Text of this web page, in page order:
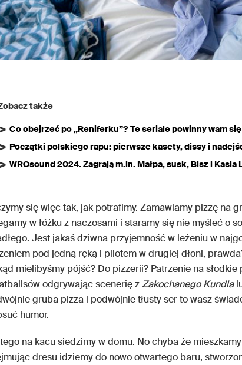
także
Co obejrzeć po „Reniferku”? Te seriale powinny wam
Początki polskiego rapu: pierwsze kasety, dissy i
WROsound 2024. Zagrają m.in. Małpa, susk, Bisz i Kasia
się więc tak, jak potrafimy. Zamawiamy pizzę na
w łóżku z naczosami i staramy się nie myśleć o
Jest jakaś dziwna przyjemność w leżeniu w
pod jedną ręką i pilotem w drugiej dłoni,
mielibyśmy pójść? Do pizzerii? Patrzenie na
odgrywając scenerię zZakochanego Kundla
gruba pizza i podwójnie tłusty ser to wasz
humor.
na kacu siedzimy w domu. No chyba że
dresu idziemy do nowo otwartego baru,